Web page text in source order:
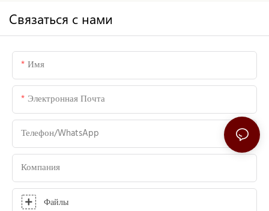
Связаться с нами
Имя
Электронная Почта
Телефон/WhatsApp
Компания
Файлы